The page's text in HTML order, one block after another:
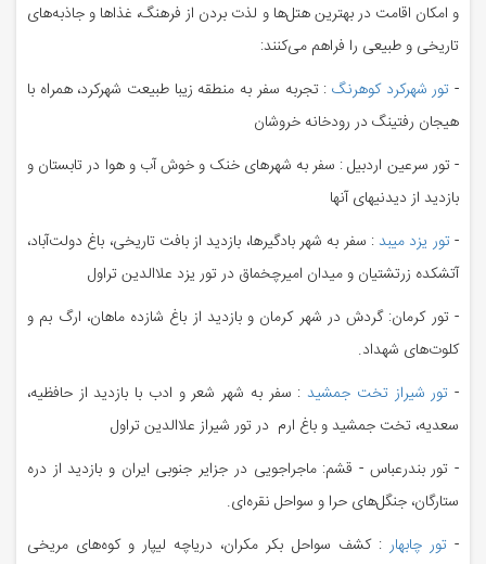
و امکان اقامت در بهترین هتل‌ها و لذت بردن از فرهنگ، غذاها و جاذبه‌های
تاریخی و طبیعی را فراهم می‌کنند:
- تور شهرکرد کوهرنگ : تجربه سفر به منطقه زیبا طبیعت شهرکرد، همراه با
هیجان رفتینگ در رودخانه خروشان
- تور سرعین اردبیل : سفر به شهرهای خنک و خوش آب و هوا در تابستان و
بازدید از دیدنیهای آنها
-تور یزد میبد: سفر به شهر بادگیرها، بازدید از بافت تاریخی، باغ دولت‌آباد،
آتشکده زرتشتیان و میدان امیرچخماق در تور یزد علاالدین تراول
- تور کرمان: گردش در شهر کرمان و بازدید از باغ شازده ماهان، ارگ بم و
کلوت‌های شهداد.
- تور شیراز تخت جمشید: سفر به شهر شعر و ادب با بازدید از حافظیه،
سعدیه، تخت جمشید و باغ ارم در تور شیراز علاالدین تراول
- تور بندرعباس - قشم: ماجراجویی در جزایر جنوبی ایران و بازدید از دره
ستارگان، جنگل‌های حرا و سواحل نقره‌ای.
-تور چابهار : کشف سواحل بکر مکران، دریاچه لیپار و کوه‌های مریخی